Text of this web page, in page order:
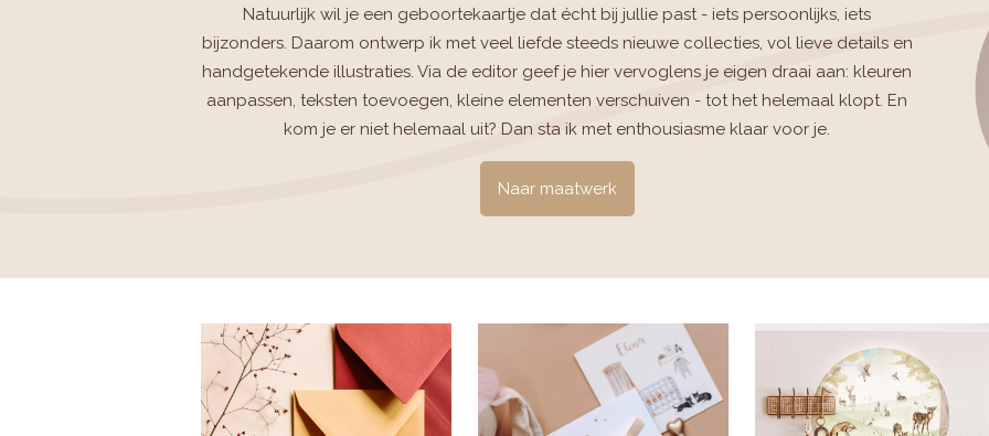
Natuurlijk wil je een geboortekaartje dat écht bij jullie past - iets persoonlijks, iets
bijzonders. Daarom ontwerp ik met veel liefde steeds nieuwe collecties, vol lieve details en
handgetekende illustraties. Via de editor geef je hier vervoglens je eigen draai aan: kleuren
aanpassen, teksten toevoegen, kleine elementen verschuiven - tot het helemaal klopt. En
kom je er niet helemaal uit? Dan sta ik met enthousiasme klaar voor je.
Naar maatwerk